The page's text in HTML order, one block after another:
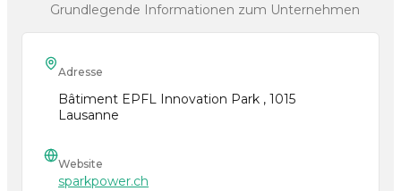
Grundlegende Informationen zum Unternehmen
Adresse
Bâtiment EPFL Innovation Park , 1015
Lausanne
Website
sparkpower.ch